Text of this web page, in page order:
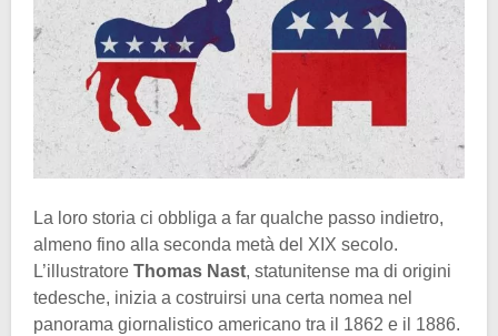
La loro storia ci obbliga a far qualche passo indietro,
almeno fino alla seconda metà del XIX secolo.
L’illustratore Thomas Nast, statunitense ma di origini
tedesche, inizia a costruirsi una certa nomea nel
panorama giornalistico americano tra il 1862 e il 1886.